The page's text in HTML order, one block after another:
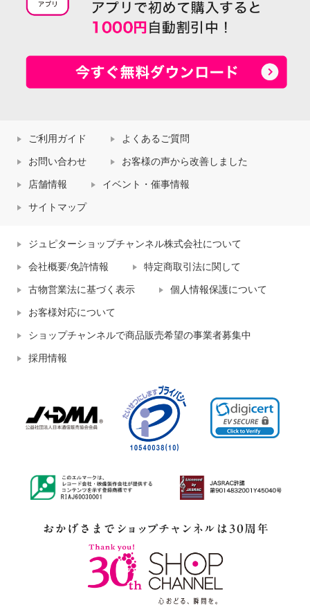
ご利用ガイド よくあるご質問
お問い合わせ お客様の声から改善しました
店舗情報 イベント・催事情報
サイトマップ
ジュピターショップチャンネル株式会社について
会社概要/免許情報 特定商取引法に関して
古物営業法に基づく表示 個人情報保護について
お客様対応について
ショップチャンネルで商品販売希望の事業者募集中
採用情報